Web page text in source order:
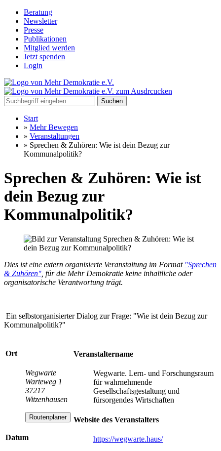
Beratung
Newsletter
Presse
Publikationen
Mitglied werden
Jetzt spenden
Login
Suchen
Start
» Mehr Bewegen
» Veranstaltungen
» Sprechen & Zuhören: Wie ist dein Bezug zur
Kommunalpolitik?
Sprechen & Zuhören: Wie ist
dein Bezug zur
Kommunalpolitik?
Dies ist eine extern organisierte Veranstaltung im Format "Sprechen
& Zuhören" , für die Mehr Demokratie keine inhaltliche oder
organisatorische Verantwortung trägt.
Ein selbstorganisierter Dialog zur Frage: "Wie ist dein Bezug zur
Kommunalpolitik?"
Ort
Wegwarte
Warteweg 1
37217
Witzenhausen
Routenplaner
Datum
Veranstaltername
Wegwarte. Lern- und Forschungsraum
für wahrnehmende
Gesellschaftsgestaltung und
fürsorgendes Wirtschaften
Website des Veranstalters
https://wegwarte.haus/